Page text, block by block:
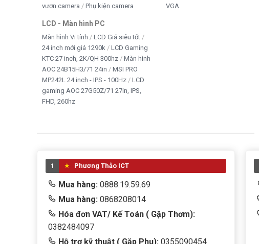
vươn camera
Phụ kiện camera
LCD - Màn hình PC
Màn hình Vi tính
LCD Giá siêu tốt
24 inch mới giá 1290k
LCD Gaming
KTC 27 inch, 2K/QH 300hz
Màn hình
AOC 24B15H3/71 24in
MSI PRO
MP242L 24 inch - IPS - 100Hz
LCD
gaming AOC 27G50Z/71 27in, IPS,
FHD, 260hz
VGA
1 Phương Thảo ICT
Mua hàng: 0888.19.59.69
Mua hàng: 0868208014
Hóa đơn VAT/ Kế Toán ( Gặp Thơm):
0382484097
Hỗ trợ kỹ thuật ( Gặp Phu): 0355090454